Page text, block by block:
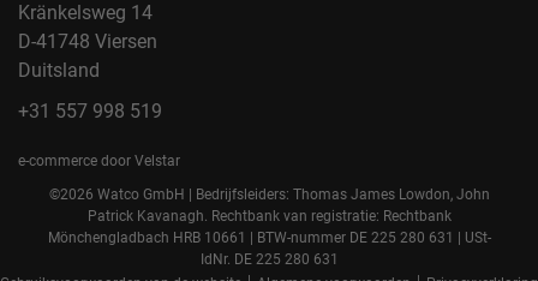
Kränkelsweg 14
D-41748 Viersen
Duitsland
+31 557 998 519
e-commerce door Velstar
©2026 Watco GmbH | Bedrijfsleiders: Thomas James Lowdon, John
Patrick Kavanagh. Rechtbank van registratie: Rechtbank
Mönchengladbach HRB 10661 | BTW-nummer DE 225 280 631 | USt-
IdNr. DE 225 280 631